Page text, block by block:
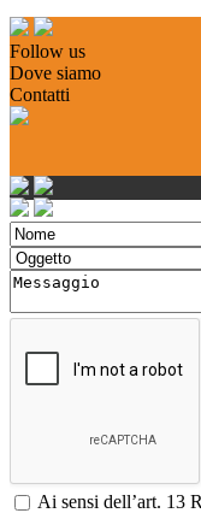
Follow us
Dove siamo
Contatti
Ai sensi dell’art. 13